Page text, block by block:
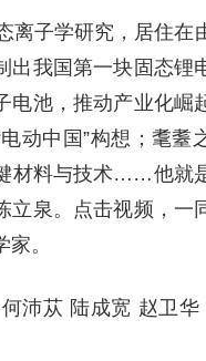
离子学研究，居住在
出我国第一块固态锂
电池，推动产业化崛
动中国”构想；耄耋
材料与技术……他就
立泉。点击视频，一
。
何沛苁 陆成宽 赵卫